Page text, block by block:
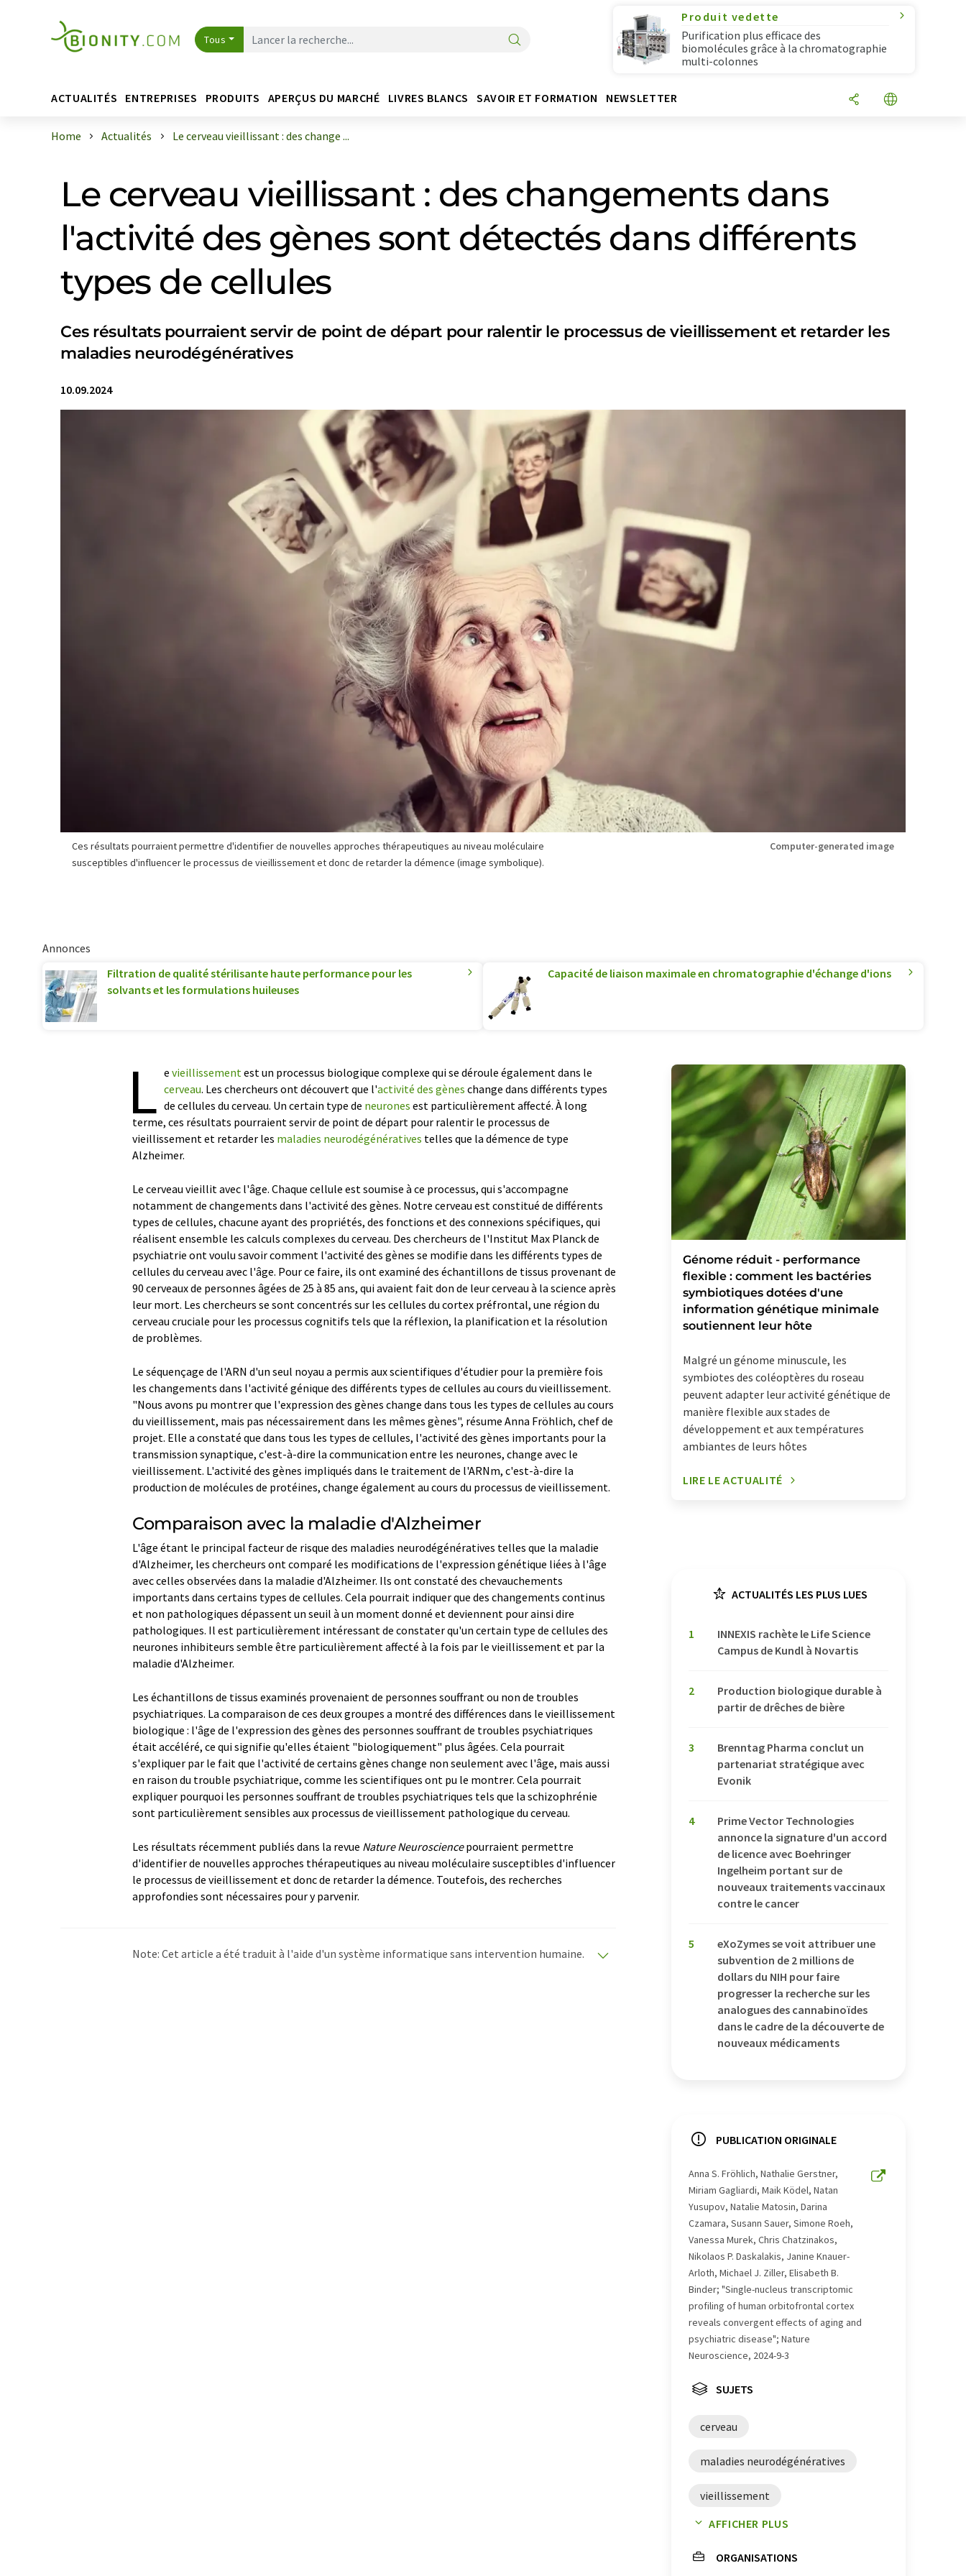
Tous
Produit vedette
Purification plus efficace des
biomolécules grâce à la chromatographie
multi-colonnes
ACTUALITÉS ENTREPRISES PRODUITS APERÇUS DU MARCHÉ LIVRES BLANCS SAVOIR ET FORMATION NEWSLETTER
Home Actualités Le cerveau vieillissant : des change ...
Le cerveau vieillissant : des changements dans
l'activité des gènes sont détectés dans différents
types de cellules
Ces résultats pourraient servir de point de départ pour ralentir le processus de vieillissement et retarder les
maladies neurodégénératives
10.09.2024
Ces résultats pourraient permettre d'identifier de nouvelles approches thérapeutiques au niveau moléculaire
susceptibles d'influencer le processus de vieillissement et donc de retarder la démence (image symbolique).
Computer-generated image
Annonces
Filtration de qualité stérilisante haute performance pour les
solvants et les formulations huileuses
Capacité de liaison maximale en chromatographie d'échange d'ions
L e vieillissementest un processus biologique complexe qui se déroule également dans le
cerveau. Les chercheurs ont découvert que l'activité des gènes change dans différents types
de cellules du cerveau. Un certain type de neurones est particulièrement affecté. À long
terme, ces résultats pourraient servir de point de départ pour ralentir le processus de
vieillissement et retarder les maladies neurodégénératives telles que la démence de type
Alzheimer.
Le cerveau vieillit avec l'âge. Chaque cellule est soumise à ce processus, qui s'accompagne
notamment de changements dans l'activité des gènes. Notre cerveau est constitué de différents
types de cellules, chacune ayant des propriétés, des fonctions et des connexions spécifiques, qui
réalisent ensemble les calculs complexes du cerveau. Des chercheurs de l'Institut Max Planck de
psychiatrie ont voulu savoir comment l'activité des gènes se modifie dans les différents types de
cellules du cerveau avec l'âge. Pour ce faire, ils ont examiné des échantillons de tissus provenant de
90 cerveaux de personnes âgées de 25 à 85 ans, qui avaient fait don de leur cerveau à la science après
leur mort. Les chercheurs se sont concentrés sur les cellules du cortex préfrontal, une région du
cerveau cruciale pour les processus cognitifs tels que la réflexion, la planification et la résolution
de problèmes.
Le séquençage de l'ARN d'un seul noyau a permis aux scientifiques d'étudier pour la première fois
les changements dans l'activité génique des différents types de cellules au cours du vieillissement.
"Nous avons pu montrer que l'expression des gènes change dans tous les types de cellules au cours
du vieillissement, mais pas nécessairement dans les mêmes gènes", résume Anna Fröhlich, chef de
projet. Elle a constaté que dans tous les types de cellules, l'activité des gènes importants pour la
transmission synaptique, c'est-à-dire la communication entre les neurones, change avec le
vieillissement. L'activité des gènes impliqués dans le traitement de l'ARNm, c'est-à-dire la
production de molécules de protéines, change également au cours du processus de vieillissement.
Comparaison avec la maladie d'Alzheimer
L'âge étant le principal facteur de risque des maladies neurodégénératives telles que la maladie
d'Alzheimer, les chercheurs ont comparé les modifications de l'expression génétique liées à l'âge
avec celles observées dans la maladie d'Alzheimer. Ils ont constaté des chevauchements
importants dans certains types de cellules. Cela pourrait indiquer que des changements continus
et non pathologiques dépassent un seuil à un moment donné et deviennent pour ainsi dire
pathologiques. Il est particulièrement intéressant de constater qu'un certain type de cellules des
neurones inhibiteurs semble être particulièrement affecté à la fois par le vieillissement et par la
maladie d'Alzheimer.
Les échantillons de tissus examinés provenaient de personnes souffrant ou non de troubles
psychiatriques. La comparaison de ces deux groupes a montré des différences dans le vieillissement
biologique : l'âge de l'expression des gènes des personnes souffrant de troubles psychiatriques
était accéléré, ce qui signifie qu'elles étaient "biologiquement" plus âgées. Cela pourrait
s'expliquer par le fait que l'activité de certains gènes change non seulement avec l'âge, mais aussi
en raison du trouble psychiatrique, comme les scientifiques ont pu le montrer. Cela pourrait
expliquer pourquoi les personnes souffrant de troubles psychiatriques tels que la schizophrénie
sont particulièrement sensibles aux processus de vieillissement pathologique du cerveau.
Les résultats récemment publiés dans la revue Nature Neurosciencepourraient permettre
d'identifier de nouvelles approches thérapeutiques au niveau moléculaire susceptibles d'influencer
le processus de vieillissement et donc de retarder la démence. Toutefois, des recherches
approfondies sont nécessaires pour y parvenir.
Note: Cet article a été traduit à l'aide d'un système informatique sans intervention humaine.
Génome réduit - performance
flexible : comment les bactéries
symbiotiques dotées d'une
information génétique minimale
soutiennent leur hôte
Malgré un génome minuscule, les
symbiotes des coléoptères du roseau
peuvent adapter leur activité génétique de
manière flexible aux stades de
développement et aux températures
ambiantes de leurs hôtes
LIRE LE ACTUALITÉ
ACTUALITÉS LES PLUS LUES
1
INNEXIS rachète le Life Science
Campus de Kundl à Novartis
2
Production biologique durable à
partir de drêches de bière
3
Brenntag Pharma conclut un
partenariat stratégique avec
Evonik
4
Prime Vector Technologies
annonce la signature d'un accord
de licence avec Boehringer
Ingelheim portant sur de
nouveaux traitements vaccinaux
contre le cancer
5
eXoZymes se voit attribuer une
subvention de 2 millions de
dollars du NIH pour faire
progresser la recherche sur les
analogues des cannabinoïdes
dans le cadre de la découverte de
nouveaux médicaments
PUBLICATION ORIGINALE
Anna S. Fröhlich, Nathalie Gerstner,
Miriam Gagliardi, Maik Ködel, Natan
Yusupov, Natalie Matosin, Darina
Czamara, Susann Sauer, Simone Roeh,
Vanessa Murek, Chris Chatzinakos,
Nikolaos P. Daskalakis, Janine Knauer-
Arloth, Michael J. Ziller, Elisabeth B.
Binder; "Single-nucleus transcriptomic
profiling of human orbitofrontal cortex
reveals convergent effects of aging and
psychiatric disease"; Nature
Neuroscience, 2024-9-3
SUJETS
cerveau
maladies neurodégénératives
vieillissement
activité des gènes
maladie d'Alzheimer
AFFICHER PLUS
ORGANISATIONS